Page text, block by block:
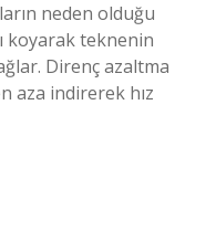
neden olduğu
koyarak teknenin
Direnç azaltma
aza indirerek hız